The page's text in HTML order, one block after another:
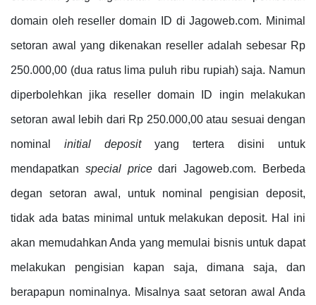
domain oleh reseller domain ID di Jagoweb.com. Minimal
setoran awal yang dikenakan reseller adalah sebesar Rp
250.000,00 (dua ratus lima puluh ribu rupiah) saja. Namun
diperbolehkan jika reseller domain ID ingin melakukan
setoran awal lebih dari Rp 250.000,00 atau sesuai dengan
nominal initial deposityang tertera disini untuk
mendapatkan special pricedari Jagoweb.com. Berbeda
degan setoran awal, untuk nominal pengisian deposit,
tidak ada batas minimal untuk melakukan deposit. Hal ini
akan memudahkan Anda yang memulai bisnis untuk dapat
melakukan pengisian kapan saja, dimana saja, dan
berapapun nominalnya. Misalnya saat setoran awal Anda